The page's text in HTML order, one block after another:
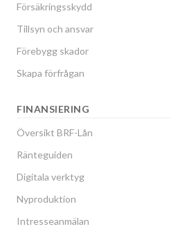
Försäkringsskydd
Tillsyn och ansvar
Förebygg skador
Skapa förfrågan
FINANSIERING
Översikt BRF-Lån
Ränteguiden
Digitala verktyg
Nyproduktion
Intresseanmälan